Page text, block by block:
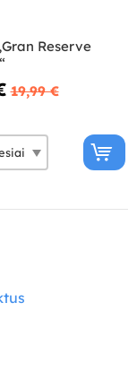
Reserve
19,99 €